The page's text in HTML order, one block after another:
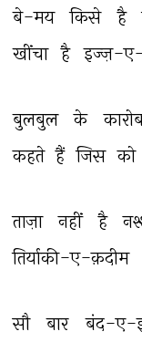
बे-मय किसे है
खींचा है इज्ज़-
बुलबुल के
कहते हैं जिस को
ताज़ा नहीं है
तिर्याकी-ए-क़दीम
सौ बार बंद-ए-